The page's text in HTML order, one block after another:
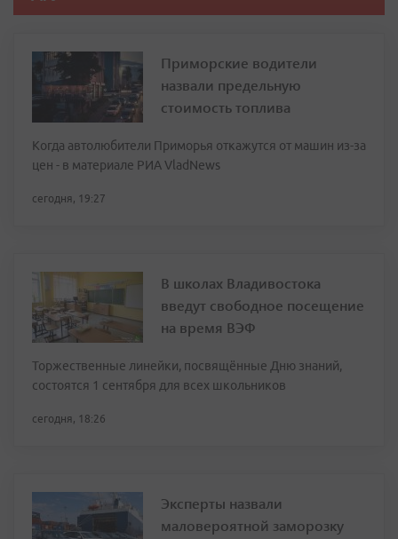
Приморские водители
назвали предельную
стоимость топлива
Когда автолюбители Приморья откажутся от машин из-за
цен - в материале РИА VladNews
сегодня, 19:27
В школах Владивостока
введут свободное посещение
на время ВЭФ
Торжественные линейки, посвящённые Дню знаний,
состоятся 1 сентября для всех школьников
сегодня, 18:26
Эксперты назвали
маловероятной заморозку